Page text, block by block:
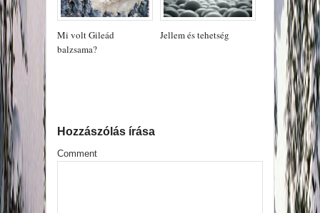
Mi volt Gileád
balzsama?
Jellem és tehetség
Hozzászólás írása
Comment